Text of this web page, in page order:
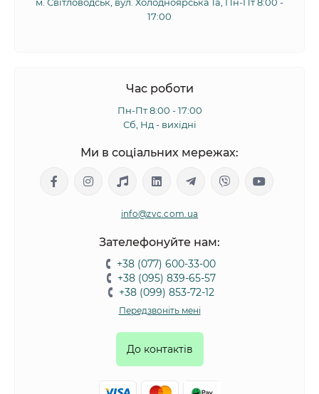
м. Світловодськ, вул. Холодноярська 1а, Пн-Пт 8:00 -
17:00
Час роботи
Пн-Пт 8:00 - 17:00
Сб, Нд - вихідні
Ми в соціальних мережах:
info@zvc.com.ua
Зателефонуйте нам:
+38 (077) 600-33-00
+38 (095) 839-65-57
+38 (099) 853-72-12
Передзвоніть мені
До контактів